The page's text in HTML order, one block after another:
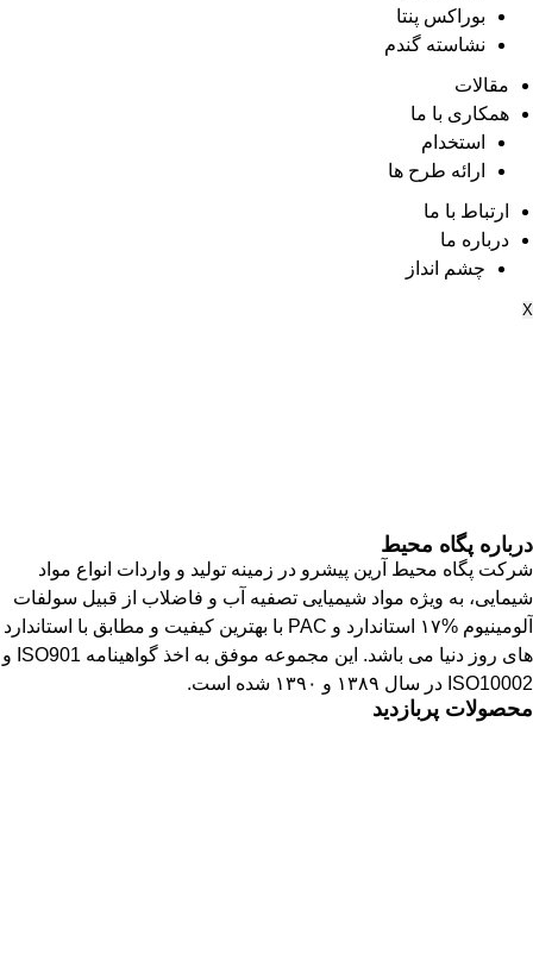
بوراکس پنتا
نشاسته گندم
مقالات
همکاری با ما
استخدام
ارائه طرح ها
ارتباط با ما
درباره ما
چشم انداز
X
درباره پگاه محیط
شرکت پگاه محیط آرین پیشرو در زمینه تولید و واردات انواع مواد
شیمایی، به ویژه مواد شیمیایی تصفیه آب و فاضلاب از قبیل سولفات
آلومینیوم %۱۷ استاندارد و PAC با بهترین کیفیت و مطابق با استاندارد
های روز دنیا می باشد. این مجموعه موفق به اخذ گواهینامه ISO901 و
ISO10002 در سال ۱۳۸۹ و ۱۳۹۰ شده است.
محصولات پربازدید